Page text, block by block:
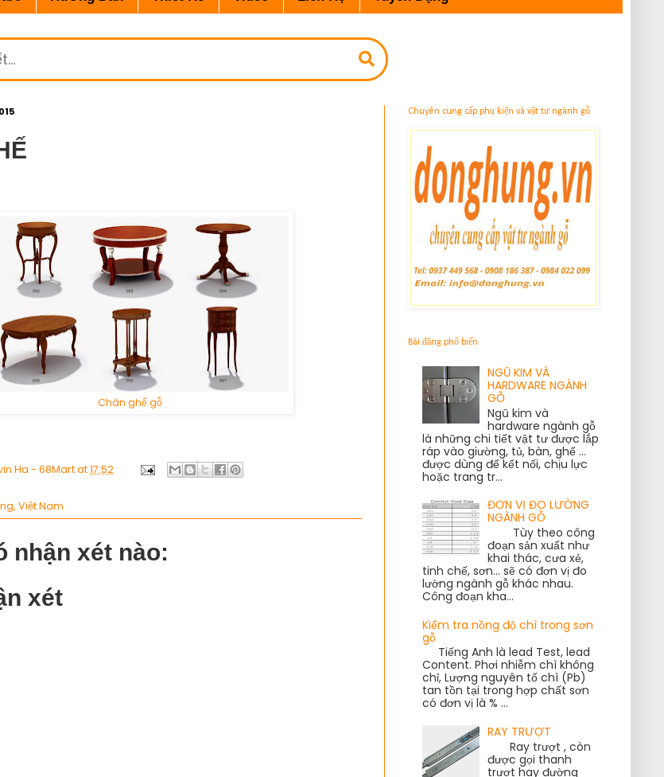
Chân ghế gỗ
Ha - 68Martat17:52
Việt Nam
nhận xét nào:
xét
Chuyên cung cấp phụ kiện và vật tư ngành gỗ
Bài đăng phổ biến
NGŨ KIM VÀ
HARDWARE NGÀNH
GỖ
Ngũ kim và
hardware ngành gỗ
là những chi tiết vật tư được lắp
ráp vào giường, tủ, bàn, ghế ...
được dùng để kết nối, chịu lực
hoặc trang tr...
ĐƠN VỊ ĐO LƯỜNG
NGÀNH GỖ
Tùy theo công
đoạn sản xuất như
khai thác, cưa xẻ,
tinh chế, sơn... sẽ có đơn vị đo
lường ngành gỗ khác nhau.
Công đoạn kha...
Kiểm tra nồng độ chì trong sơn
gỗ
Tiếng Anh là lead Test, lead
Content. Phơi nhiễm chì không
chỉ, Lượng nguyên tố chì (Pb)
tan tồn tại trong hợp chất sơn
có đơn vị là % ...
RAY TRƯỢT
Ray trượt , còn
được gọi thanh
trượt hay đường